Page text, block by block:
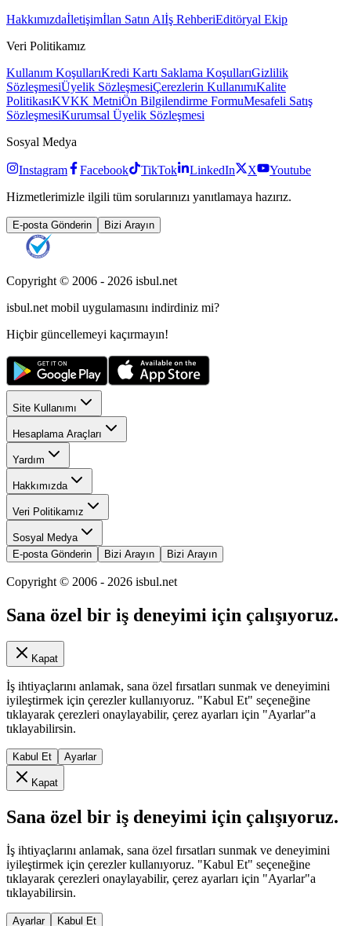
Hakkımızdaİletişimİlan Satın Alİş RehberiEditöryal Ekip
Veri Politikamız
Kullanım KoşullarıKredi Kartı Saklama KoşullarıGizlilik
SözleşmesiÜyelik SözleşmesiÇerezlerin KullanımıKalite
PolitikasıKVKK MetniÖn Bilgilendirme FormuMesafeli Satış
SözleşmesiKurumsal Üyelik Sözleşmesi
Sosyal Medya
Instagram Facebook TikTok LinkedIn X
Youtube
Hizmetlerimizle ilgili tüm sorularınızı yanıtlamaya hazırız.
E-posta Gönderin Bizi Arayın
Copyright © 2006 - 2026 isbul.net
isbul.net mobil uygulamasını indirdiniz mi?
Hiçbir güncellemeyi kaçırmayın!
Site Kullanımı
Hesaplama Araçları
Yardım
Hakkımızda
Veri Politikamız
Sosyal Medya
E-posta Gönderin
Bizi Arayın Bizi Arayın
Copyright © 2006 - 2026 isbul.net
Sana özel bir iş deneyimi için çalışıyoruz.
Kapat
İş ihtiyaçlarını anlamak, sana özel fırsatları sunmak ve deneyimini
iyileştirmek için çerezler kullanıyoruz. "Kabul Et" seçeneğine
tıklayarak çerezleri onaylayabilir, çerez ayarları için "Ayarlar"a
tıklayabilirsin.
Kabul Et Ayarlar
Kapat
Sana özel bir iş deneyimi için çalışıyoruz.
İş ihtiyaçlarını anlamak, sana özel fırsatları sunmak ve deneyimini
iyileştirmek için çerezler kullanıyoruz. "Kabul Et" seçeneğine
tıklayarak çerezleri onaylayabilir, çerez ayarları için "Ayarlar"a
tıklayabilirsin.
Ayarlar Kabul Et